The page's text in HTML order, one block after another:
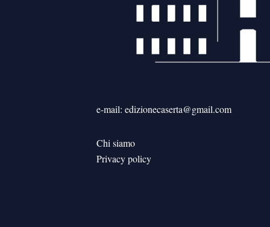
e-mail: edizionecaserta@gmail.com
Chi siamo
Privacy policy